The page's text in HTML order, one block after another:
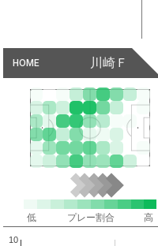
HOME 川崎Ｆ
低 プレー割合 高
10